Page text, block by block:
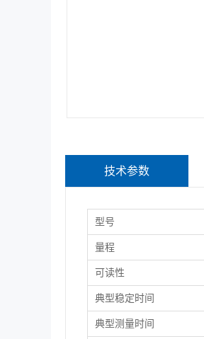
技术参数
型号
量程
可读性
典型稳定时间
典型测量时间